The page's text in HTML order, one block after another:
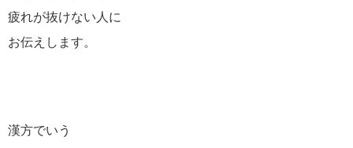
疲れが抜けない人に
お伝えします。
漢方でいう